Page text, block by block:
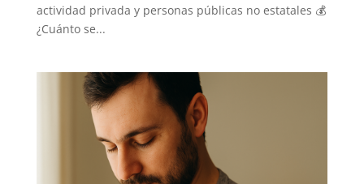
actividad privada y personas públicas no estatales 💰
¿Cuánto se...